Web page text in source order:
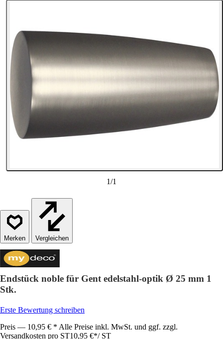
1/1
Vergleichen
Endstück noble für Gent edelstahl-optik Ø 25 mm 1
Stk.
Erste Bewertung schreiben
Preis — 10,95 € * Alle Preise inkl. MwSt. und ggf. zzgl.
Versandkosten pro ST10,95 €*/ ST